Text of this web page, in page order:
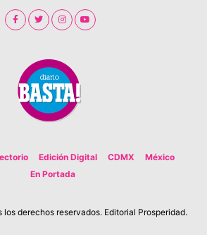
Edición Digital CDMX
México
En Portada
derechos reservados. Editorial Prosperidad.